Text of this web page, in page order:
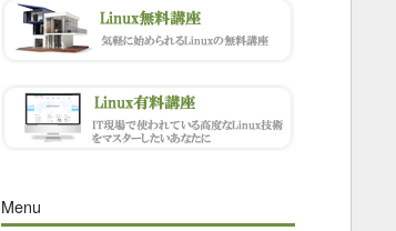
Menu